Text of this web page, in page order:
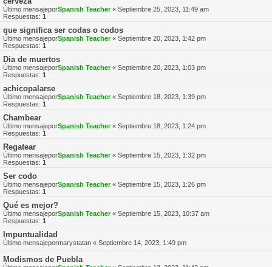
Último mensajeporSpanish Teacher« Septiembre 25, 2023, 11:49 am
Respuestas: 1
que significa ser codas o codos
Último mensajeporSpanish Teacher« Septiembre 20, 2023, 1:42 pm
Respuestas: 1
Dia de muertos
Último mensajeporSpanish Teacher« Septiembre 20, 2023, 1:03 pm
Respuestas: 1
achicopalarse
Último mensajeporSpanish Teacher« Septiembre 18, 2023, 1:39 pm
Respuestas: 1
Chambear
Último mensajeporSpanish Teacher« Septiembre 18, 2023, 1:24 pm
Respuestas: 1
Regatear
Último mensajeporSpanish Teacher« Septiembre 15, 2023, 1:32 pm
Respuestas: 1
Ser codo
Último mensajeporSpanish Teacher« Septiembre 15, 2023, 1:26 pm
Respuestas: 1
Qué es mejor?
Último mensajeporSpanish Teacher« Septiembre 15, 2023, 10:37 am
Respuestas: 1
Impuntualidad
Último mensajepormarystatan « Septiembre 14, 2023, 1:49 pm
Modismos de Puebla